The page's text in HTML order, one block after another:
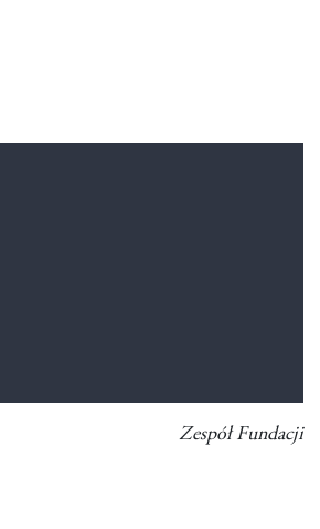
Zespół Fundacji